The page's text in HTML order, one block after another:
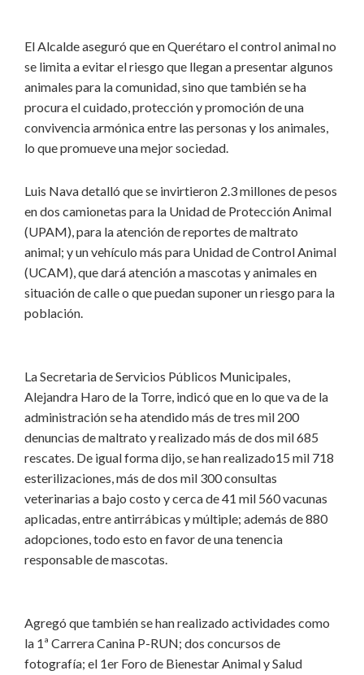
El Alcalde aseguró que en Querétaro el control animal no
se limita a evitar el riesgo que llegan a presentar algunos
animales para la comunidad, sino que también se ha
procura el cuidado, protección y promoción de una
convivencia armónica entre las personas y los animales,
lo que promueve una mejor sociedad.
Luis Nava detalló que se invirtieron 2.3 millones de pesos
en dos camionetas para la Unidad de Protección Animal
(UPAM), para la atención de reportes de maltrato
animal; y un vehículo más para Unidad de Control Animal
(UCAM), que dará atención a mascotas y animales en
situación de calle o que puedan suponer un riesgo para la
población.
La Secretaria de Servicios Públicos Municipales,
Alejandra Haro de la Torre, indicó que en lo que va de la
administración se ha atendido más de tres mil 200
denuncias de maltrato y realizado más de dos mil 685
rescates. De igual forma dijo, se han realizado15 mil 718
esterilizaciones, más de dos mil 300 consultas
veterinarias a bajo costo y cerca de 41 mil 560 vacunas
aplicadas, entre antirrábicas y múltiple; además de 880
adopciones, todo esto en favor de una tenencia
responsable de mascotas.
Agregó que también se han realizado actividades como
la 1ª Carrera Canina P-RUN; dos concursos de
fotografía; el 1er Foro de Bienestar Animal y Salud